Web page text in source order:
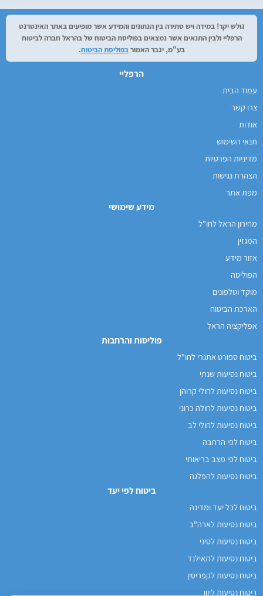
גולש יקר! במידה ויש סתירה בין הנתונים והמידע אשר מופיעים באתר האינטרנט
הרפליי ולבין התנאים אשר נמצאים בפוליסת הביטוח של בהראל חברה לביטוח
בע"מ, יגבר האמורבפוליסת הביטוח.
הרפליי
עמוד הבית
צרו קשר
אודות
תנאי השימוש
מדיניות הפרטיות
הצהרת נגישות
מפת אתר
מידע שימושי
מחירון הראל לחו"ל
המגזין
אזור מידע
הפוליסה
מוקד וטלפונים
הארכת הביטוח
אפליקציה הראל
פוליסות והרחבות
ביטוח ספורט אתגרי לחו"ל
ביטוח נסיעות שנתי
ביטוח נסיעות לחולי קרוהן
ביטוח נסיעות לחולה כרוני
ביטוח נסיעות לחולי לב
ביטוח לפי הרחבה
ביטוח לפי מצב בריאותי
ביטוח נסיעות להפלגה
ביטוח לפי יעד
ביטוח לכל יעד ומדינה
ביטוח נסיעות לארה"ב
ביטוח נסיעות לסיני
ביטוח נסיעות לתאילנד
ביטוח נסיעות לקפריסין
ביטוח נסיעות ליוון